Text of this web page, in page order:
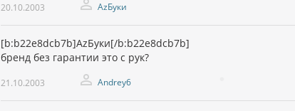
20.10.2003 AzБуки
[b:b22e8dcb7b]AzБуки[/b:b22e8dcb7b]
бренд без гарантии это с рук?
21.10.2003 Andrey6